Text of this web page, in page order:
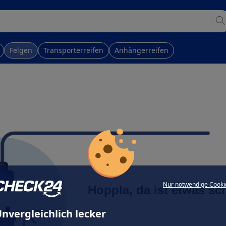
Nur notwendige
lecker
Felgen Transporterreifen Anhängerreifen
Hoppla, da ist etwas